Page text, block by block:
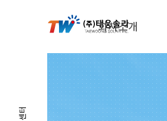
회사소개